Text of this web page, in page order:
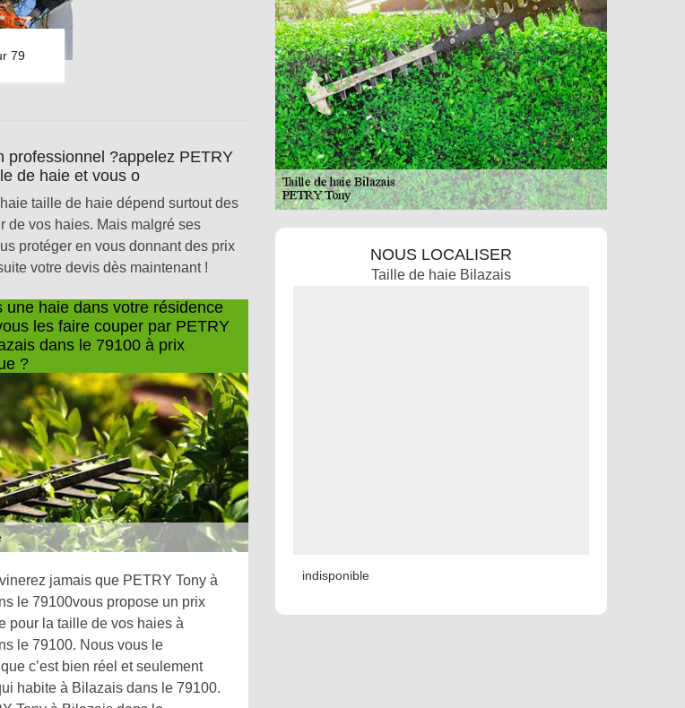
79
professionnel ?appelez PETRY
de haie et vous o
taille de haie dépend surtout des
de vos haies. Mais malgré ses
protéger en vous donnant des prix
votre devis dès maintenant !
une haie dans votre résidence
les faire couper par PETRY
dans le 79100 à prix
?
jamais que PETRY Tony à
le 79100vous propose un prix
pour la taille de vos haies à
le 79100. Nous vous le
c’est bien réel et seulement
habite à Bilazais dans le 79100.
NOUS LOCALISER
Taille de haie Bilazais
indisponible